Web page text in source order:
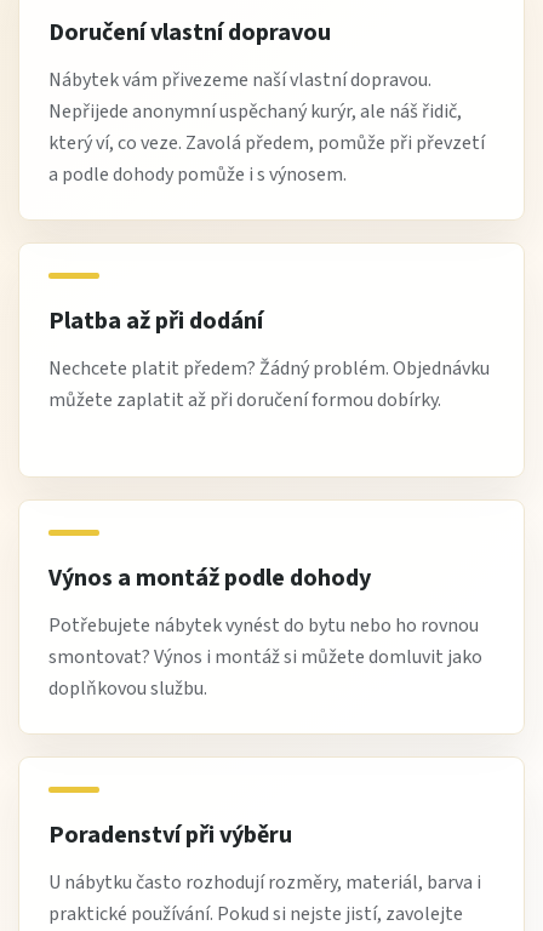
Doručení vlastní dopravou
Nábytek vám přivezeme naší vlastní dopravou.
Nepřijede anonymní uspěchaný kurýr, ale náš řidič,
který ví, co veze. Zavolá předem, pomůže při převzetí
a podle dohody pomůže i s výnosem.
Platba až při dodání
Nechcete platit předem? Žádný problém. Objednávku
můžete zaplatit až při doručení formou dobírky.
Výnos a montáž podle dohody
Potřebujete nábytek vynést do bytu nebo ho rovnou
smontovat? Výnos i montáž si můžete domluvit jako
doplňkovou službu.
Poradenství při výběru
U nábytku často rozhodují rozměry, materiál, barva i
praktické používání. Pokud si nejste jistí, zavolejte